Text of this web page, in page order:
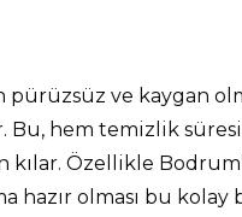
pürüzsüz ve kaygan
hem temizlik
kılar. Özellikle
olması bu kolay